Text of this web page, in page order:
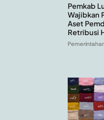
Pemkab
Wajibkan
Aset
Retribusi